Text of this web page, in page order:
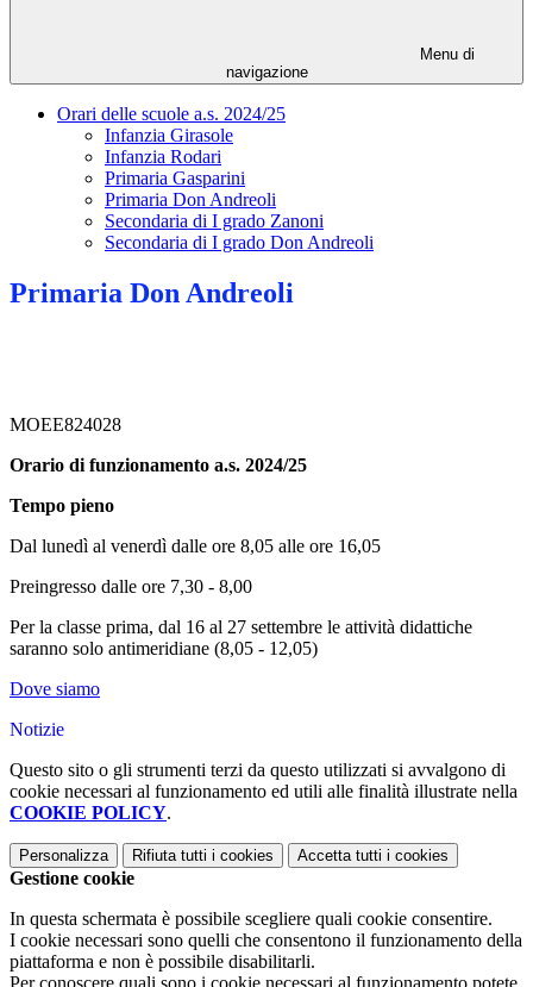
Menu di
navigazione
Orari delle scuole a.s. 2024/25
Infanzia Girasole
Infanzia Rodari
Primaria Gasparini
Primaria Don Andreoli
Secondaria di I grado Zanoni
Secondaria di I grado Don Andreoli
Primaria Don Andreoli
MOEE824028
Orario di funzionamento a.s. 2024/25
Tempo pieno
Dal lunedì al venerdì dalle ore 8,05 alle ore 16,05
Preingresso dalle ore 7,30 - 8,00
Per la classe prima, dal 16 al 27 settembre le attività didattiche
saranno solo antimeridiane (8,05 - 12,05)
Dove siamo
Notizie
Questo sito o gli strumenti terzi da questo utilizzati si avvalgono di
cookie necessari al funzionamento ed utili alle finalità illustrate nella
COOKIE POLICY.
Personalizza Rifiuta tutti i cookies Accetta tutti i cookies
Gestione cookie
In questa schermata è possibile scegliere quali cookie consentire.
I cookie necessari sono quelli che consentono il funzionamento della
piattaforma e non è possibile disabilitarli.